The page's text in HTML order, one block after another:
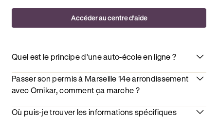
Accéder au centre d’aide
Quel est le principe d'une auto-école en ligne ?
Passer son permis à Marseille 14e arrondissement
avec Ornikar, comment ça marche ?
Où puis-je trouver les informations spécifiques